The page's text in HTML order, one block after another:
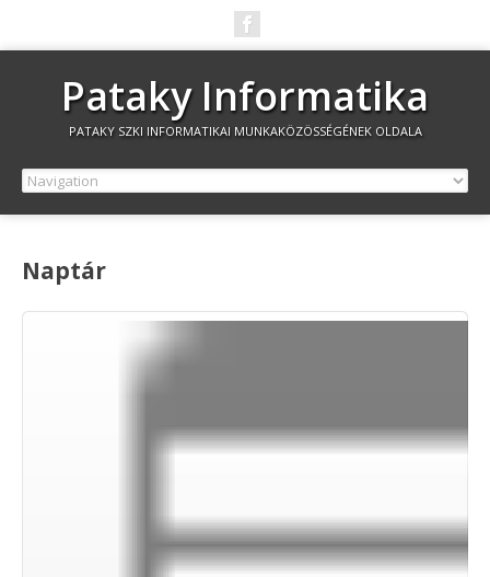
Pataky Informatika
PATAKY SZKI INFORMATIKAI MUNKAKÖZÖSSÉGÉNEK OLDALA
Naptár